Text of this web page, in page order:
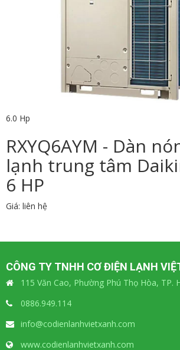
6.0 Hp
RXYQ6AYM - Dàn
lạnh trung tâm
6 HP
Giá: liên hệ
CÔNG TY TNHH CƠ ĐIỆN LẠNH
115 Văn Cao, Phường Phú Thọ Hòa, TP.
0886.949.114
info@codienlanhvietxanh.com
www.codienlanhvietxanh.com